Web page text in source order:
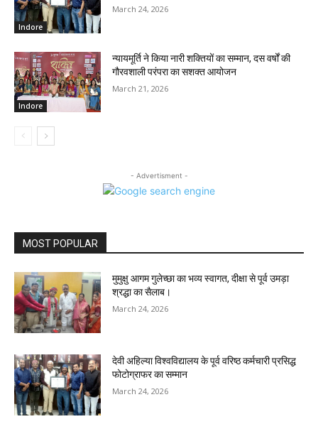
Indore
March 24, 2026
Indore
न्यायमूर्ति ने किया नारी शक्तियों का सम्मान, दस वर्षों की
गौरवशाली परंपरा का सशक्त आयोजन
March 21, 2026
- Advertisment -
MOST POPULAR
मुमुक्षु आगम गुलेच्छा का भव्य स्वागत, दीक्षा से पूर्व उमड़ा
श्रद्धा का सैलाब।
March 24, 2026
देवी अहिल्या विश्वविद्यालय के पूर्व वरिष्ठ कर्मचारी प्रसिद्ध
फोटोग्राफर का सम्मान
March 24, 2026